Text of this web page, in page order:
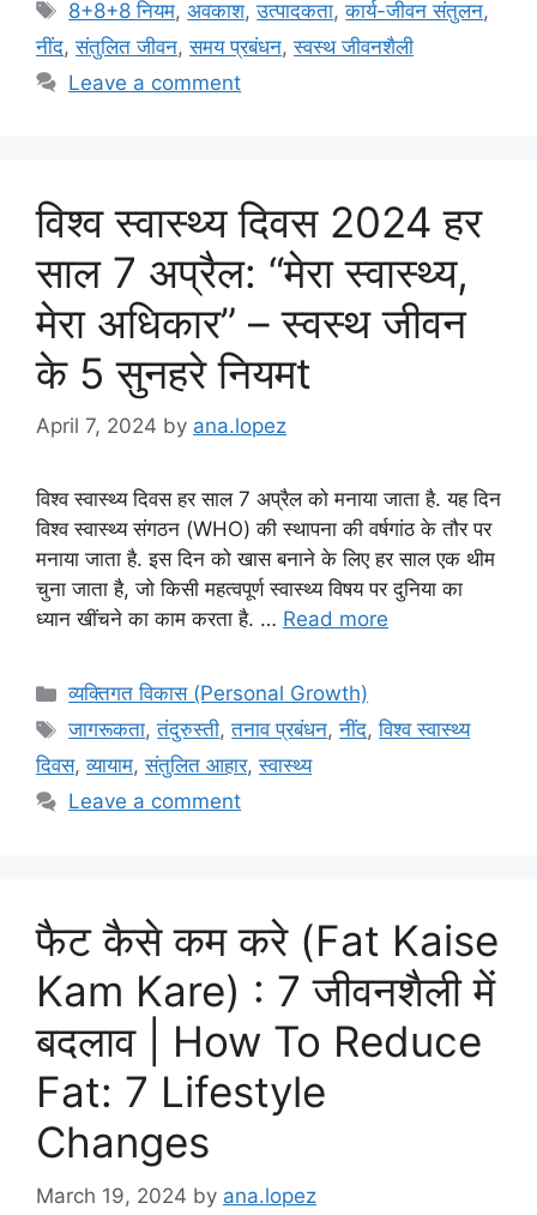
Tags
8+8+8 नियम,अवकाश,उत्पादकता,कार्य-जीवन संतुलन,
नींद,संतुलित जीवन,समय प्रबंधन,स्वस्थ जीवनशैली
Leave a comment
विश्व स्वास्थ्य दिवस 2024 हर
साल 7 अप्रैल: “मेरा स्वास्थ्य,
मेरा अधिकार” – स्वस्थ जीवन
के 5 सुनहरे नियमt
April 7, 2024 by ana.lopez
विश्व स्वास्थ्य दिवस हर साल 7 अप्रैल को मनाया जाता है. यह दिन
विश्व स्वास्थ्य संगठन (WHO) की स्थापना की वर्षगांठ के तौर पर
मनाया जाता है. इस दिन को खास बनाने के लिए हर साल एक थीम
चुना जाता है, जो किसी महत्वपूर्ण स्वास्थ्य विषय पर दुनिया का
ध्यान खींचने का काम करता है. … Read more
Categories
व्यक्तिगत विकास (Personal Growth)
Tags
जागरूकता,तंदुरुस्ती,तनाव प्रबंधन,नींद,विश्व स्वास्थ्य
दिवस,व्यायाम,संतुलित आहार,स्वास्थ्य
Leave a comment
फैट कैसे कम करे (Fat Kaise
Kam Kare) : 7 जीवनशैली में
बदलाव | How To Reduce
Fat: 7 Lifestyle
Changes
March 19, 2024 by ana.lopez